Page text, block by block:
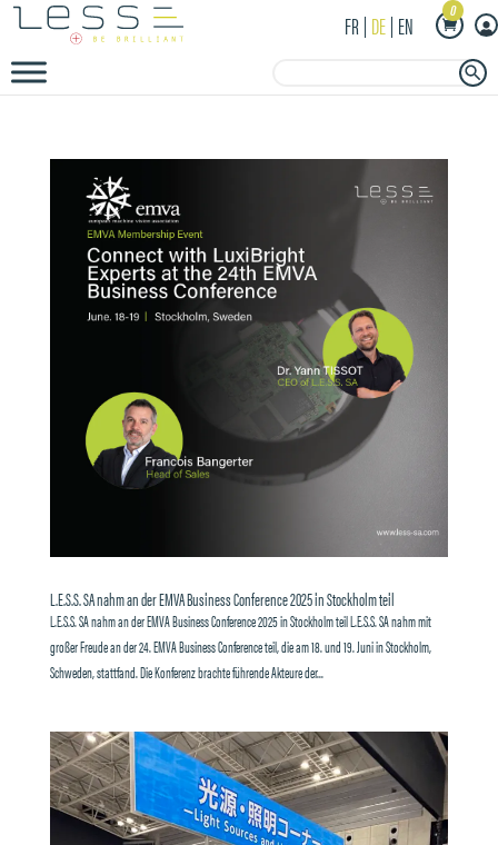
FR DE EN 0
Search Button
L.E.S.S. SA nahm an der EMVA Business Conference 2025 in Stockholm teil
L.E.S.S. SA nahm an der EMVA Business Conference 2025 in Stockholm teil L.E.S.S. SA nahm mit
großer Freude an der 24. EMVA Business Conference teil, die am 18. und 19. Juni in Stockholm,
Schweden, stattfand. Die Konferenz brachte führende Akteure der...